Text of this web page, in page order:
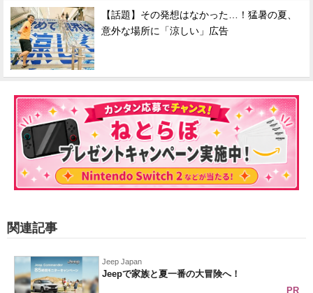
【話題】その発想はなかった…！猛暑の夏、
意外な場所に「涼しい」広告
関連記事
Jeep Japan
Jeepで家族と夏一番の大冒険へ！
PR